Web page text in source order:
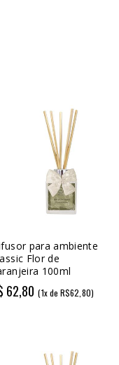
para ambiente
Flor de
100ml
62,80 (1x de R$62,80)